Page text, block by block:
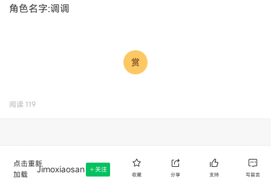
角色名字:调调
阅读 119
点击重新
加载
Jimoxiaosan 关注
收藏 分享 支持 写留言